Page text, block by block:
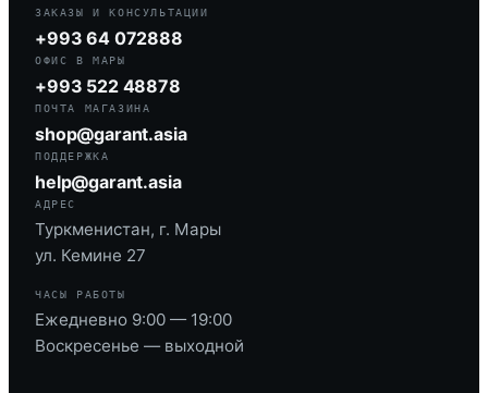
ЗАКАЗЫ И КОНСУЛЬТАЦИИ
+993 64 072888
ОФИС В МАРЫ
+993 522 48878
ПОЧТА МАГАЗИНА
shop@garant.asia
ПОДДЕРЖКА
help@garant.asia
АДРЕС
Туркменистан, г. Мары
ул. Кемине 27
ЧАСЫ РАБОТЫ
Ежедневно 9:00 — 19:00
Воскресенье — выходной